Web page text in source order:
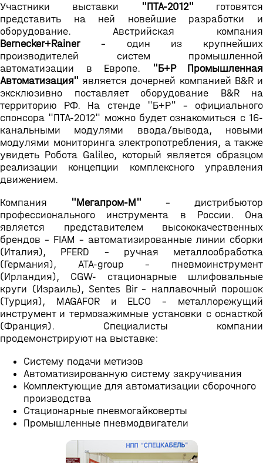
Участники выставки "ПТА-2012" готовятся
представить на ней новейшие разработки и
оборудование. Австрийская компания
Bernecker+Rainer- один из крупнейших
производителей систем промышленной
автоматизации в Европе.
"Б+Р Промышленная
Автоматизация" является дочерней компанией B&R и
эксклюзивно поставляет оборудование B&R на
территорию РФ. На стенде "Б+Р" - официального
спонсора "ПТА-2012" можно будет ознакомиться с 16-
канальными модулями ввода/вывода, новыми
модулями мониторинга электропотребления, а также
увидеть Робота Galileo, который является образцом
реализации концепции комплексного управления
движением.
Компания "Мегапром-М" – дистрибьютор
профессионального инструмента в России. Она
является представителем высококачественных
брендов - FIAM – автоматизированные линии сборки
(Италия), PFERD – ручная металлообработка
(Германия), ATA-group – пневмоинструмент
(Ирландия), CGW- стационарные шлифовальные
круги (Израиль), Sentes Bir – наплавочный порошок
(Турция), MAGAFOR и ELCO – металлорежущий
инструмент и термозажимные установки с оснасткой
(Франция). Специалисты компании
продемонстрируют на выставке:
Систему подачи метизов
Автоматизированную систему закручивания
Комплектующие для автоматизации сборочного
производства
Стационарные пневмогайковерты
Промышленные пневмодвигатели